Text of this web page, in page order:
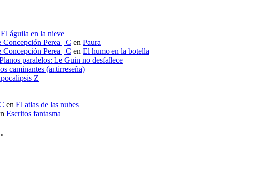
El águila en la nieve
Concepción Perea | C en Paura
Concepción Perea | C en El humo en la botella
Planos paralelos: Le Guin no desfallece
caminantes (antirreseña)
Z
en El atlas de las nubes
Escritos fantasma